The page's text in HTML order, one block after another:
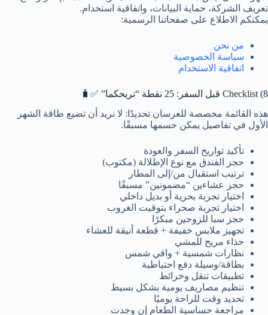
تعريف الشركة، حماية البيانات، واتفاقية استخدام.
يمكنكم الاطلاع على صفحاتنا الرسمية:
من نحن
سياسة الخصوصية
اتفاقية الاستخدام
8) Checklist قبل السفر: 25 نقطة “تريحكما” ✅🧳
هذه القائمة مخصصة للعرسان تحديدًا: لا نريد أن تضيع طاقة الشهر
الأول في تفاصيل يمكن حسمها مسبقًا.
تأكيد تواريخ السفر والعودة
حجز الفندق مع نوع الإطلالة (مكتوب)
ترتيب استقبال من/إلى المطار
حجز عشاءين “مضمونين” مسبقًا
اختيار تجربة بحرية أو بديل داخلي
اختيار تجربة صحراء بتوقيت الغروب
حجز سبا للزوجين مبكرًا
تجهيز ملابس خفيفة + قطعة أنيقة للعشاء
حذاء مريح للمشي
نظارات شمسية + واقي شمس
بطاقة/وسيلة دفع احتياطية
تطبيقات تنقل وخرائط
تنظيم مصاريف يومية بشكل بسيط
تحديد وقت للراحة يوميًا
مراجعة حساسية الطعام إن وجدت